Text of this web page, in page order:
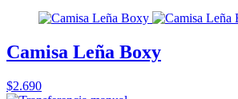
Camisa Leña Boxy
$2.690